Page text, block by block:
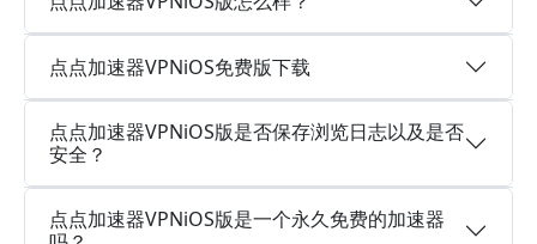
点点加速器VPNiOS免费版下载
点点加速器VPNiOS版是否保存浏览日志以及是否
安全？
点点加速器VPNiOS版是一个永久免费的加速器